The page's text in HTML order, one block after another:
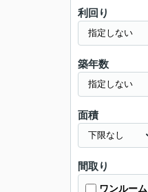
利回り
築年数
面積
間取り
ワンルーム